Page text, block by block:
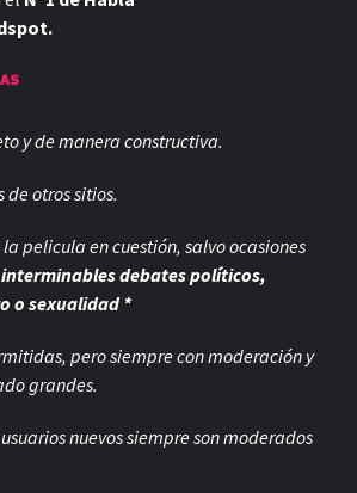
y de manera constructiva.
de otros sitios.
pelicula en cuestión, salvo ocasiones
debates políticos,
o sexualidad *
pero siempre conmoderación y
grandes.
nuevos siempre son moderados